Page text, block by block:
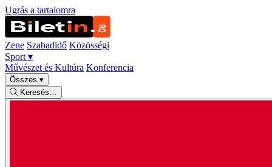
Ugrás a tartalomra
Zene Szabadidő Közösségi
Sport ▾
Művészet és Kultúra Konferencia
Összes ▾
Keresés…